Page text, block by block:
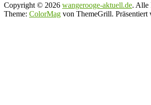
Copyright © 2026 wangerooge-aktuell.de. Alle
Theme: ColorMag von ThemeGrill. Präsentiert